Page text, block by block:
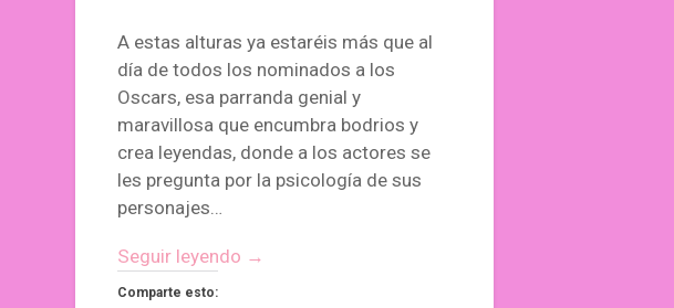
A estas alturas ya estaréis más que al
día de todos los nominados a los
Oscars, esa parranda genial y
maravillosa que encumbra bodrios y
crea leyendas, donde a los actores se
les pregunta por la psicología de sus
personajes…
Seguir leyendo →
Comparte esto: